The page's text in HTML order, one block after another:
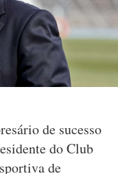
de sucesso
do Club
de